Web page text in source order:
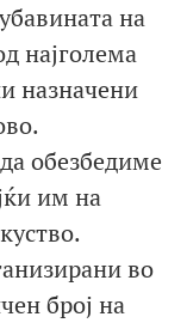
на
најголема
назначени
обезбедиме
им на
во
број на